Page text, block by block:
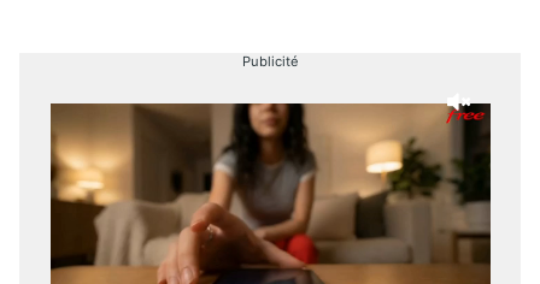
Publicité